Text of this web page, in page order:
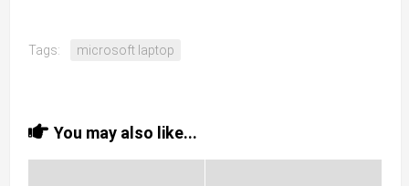
Tags: microsoft laptop
You may also like...